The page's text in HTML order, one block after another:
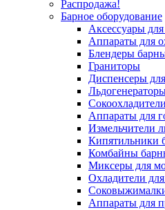
Распродажа!
Барное оборудование
Аксессуары
Аппараты для
Блендеры
Граниторы
Диспенсеры
Сокоохладители
Аппараты для
Измельчители
Кипятильники
Комбайны
Миксеры для
Охладители
Аппараты для